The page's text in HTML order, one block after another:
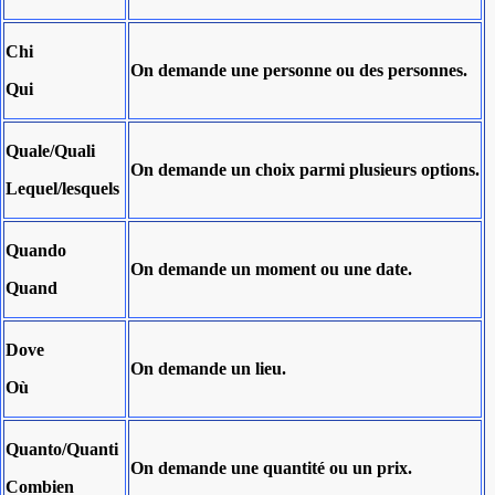
Chi
Qui
On demande une personne ou des personnes.
Quale/Quali
Lequel/lesquels
On demande un choix parmi plusieurs options.
Quando
Quand
On demande un moment ou une date.
Dove
Où
On demande un lieu.
Quanto/Quanti
Combien
On demande une quantité ou un prix.